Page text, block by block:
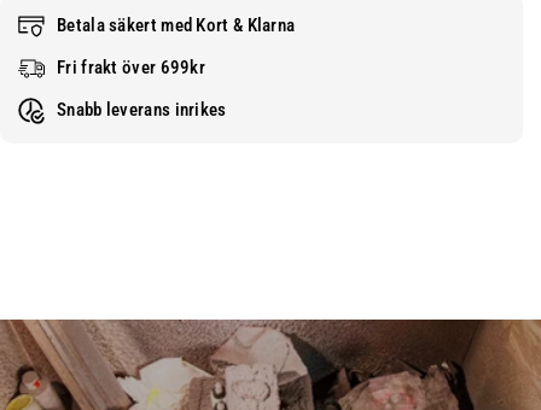
F
l
u
o
G
o
r
ö
Betala säkert med Kort & Klarna
Fri frakt över 699kr
Snabb leverans inrikes